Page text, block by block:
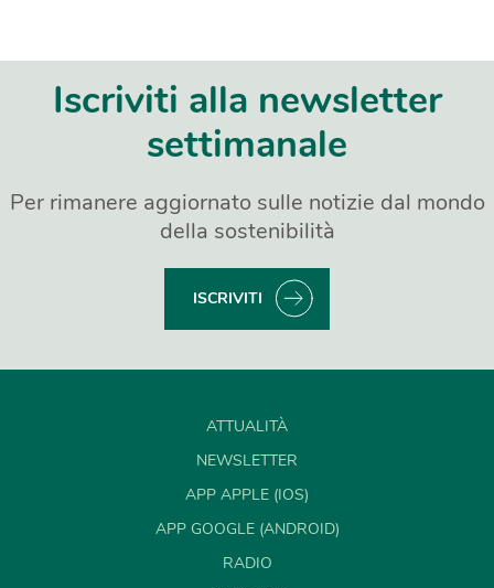
Iscriviti alla newsletter
settimanale
Per rimanere aggiornato sulle notizie dal mondo
della sostenibilità
ISCRIVITI
ATTUALITÀ
NEWSLETTER
APP APPLE (IOS)
APP GOOGLE (ANDROID)
RADIO